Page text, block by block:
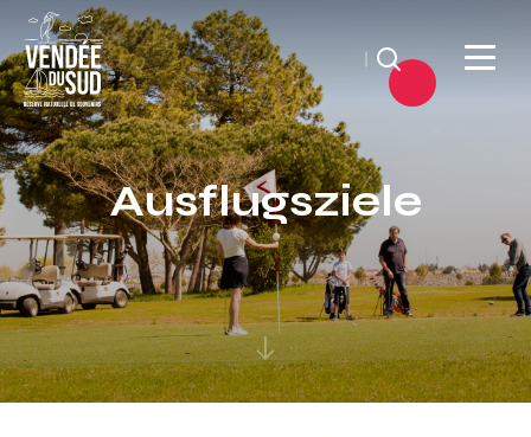
Sud
Vendée
Littoral
TourismusSüd
Vendée
Küste
Suchen
Ausflugsziele